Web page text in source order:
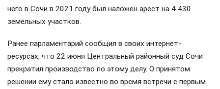
него в Сочи в 2021 году был наложен арест на 4 430
земельных участков.
Ранее парламентарий сообщил в своих интернет-
ресурсах, что 22 июня Центральный районный суд Сочи
прекратил производство по этому делу. О принятом
решении ему стало известно во время встречи с первым